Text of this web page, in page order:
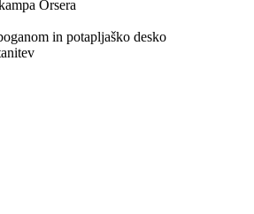
Orsera
in potapljaško desko